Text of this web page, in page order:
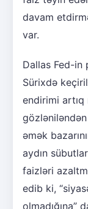
davam
var.
Dallas Fed-in
Sürixdə
endirimi artıq
əmək
aydın
faizləri
edib ki,
olmadığına”